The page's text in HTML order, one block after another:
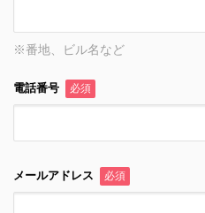
※番地、ビル名など
電話番号 必須
メールアドレス 必須